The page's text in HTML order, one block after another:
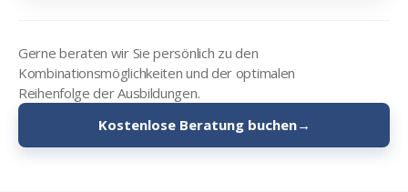
Gerne beraten wir Sie persönlich zu den
Kombinationsmöglichkeiten und der optimalen
Reihenfolge der Ausbildungen.
Kostenlose Beratung buchen→